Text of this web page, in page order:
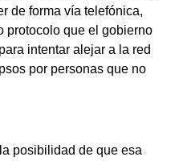
de forma vía telefónica,
protocolo que el gobierno
intentar alejar a la red
por personas que no
posibilidad de que esa